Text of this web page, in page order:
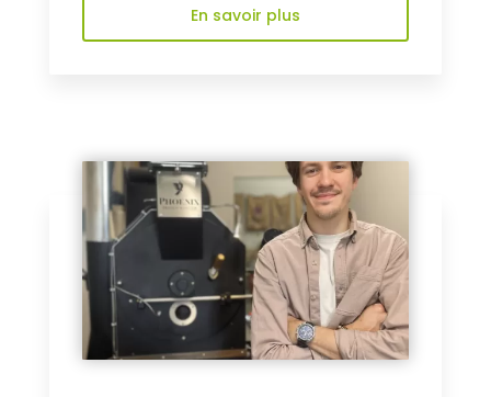
En savoir plus